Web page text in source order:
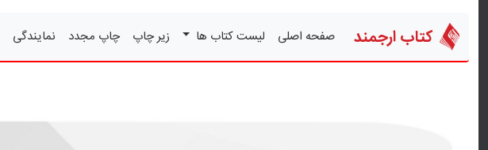
کتاب ارجمند صفحه اصلی لیست کتاب ها زیر چاپ چاپ مجدد نمایندگی